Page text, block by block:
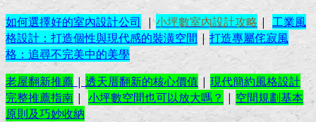
如何選擇好的室內設計公司 |小坪數室內設計攻略 | 工業風
格設計：打造個性與現代感的裝潢空間 | 打造專屬侘寂風
格：追尋不完美中的美學
老屋翻新推薦 | 透天厝翻新的核心價值 | 現代簡約風格設計
完整推薦指南 | 小坪數空間也可以放大嗎？ | 空間規劃基本
原則及巧妙收納